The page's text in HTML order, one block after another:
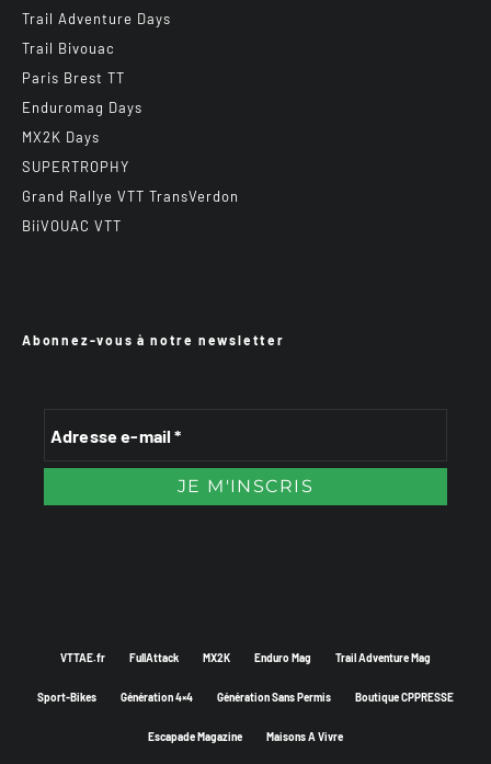
Trail Adventure Days
Trail Bivouac
Paris Brest TT
Enduromag Days
MX2K Days
SUPERTROPHY
Grand Rallye VTT TransVerdon
BiiVOUAC VTT
Abonnez-vous à notre newsletter
VTTAE.fr FullAttack MX2K Enduro Mag Trail Adventure Mag
Sport-Bikes Génération 4×4 Génération Sans Permis Boutique CPPRESSE
Escapade Magazine Maisons A Vivre